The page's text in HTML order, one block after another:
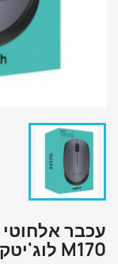
M170 לוג'יטק